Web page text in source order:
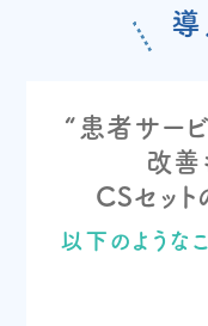
導
“患者サー
改善
CSセッ
以下のような